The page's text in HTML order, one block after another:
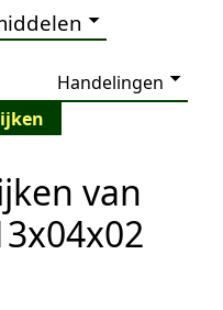
Handelingen
van